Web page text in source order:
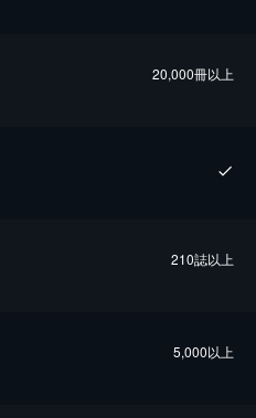
20,000冊以上
210誌以上
5,000以上